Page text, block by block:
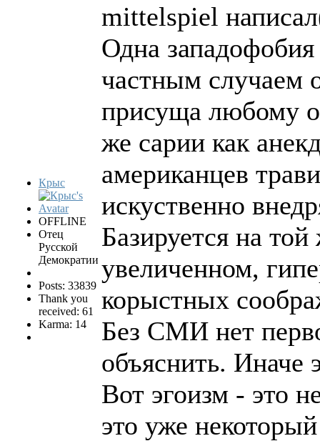
Крыс
OFFLINE
Отец
Русской
Демократии
Posts: 33839
Thank you
received: 61
Karma: 14
mittelspiel
Одна западофобия
частным случаем
присуща любому
же сарии как
американцев
искуственно
Базируется на
увеличенном,
корыстных
Без СМИ нет
объяснить. Иначе
Вот эгоизм - это
это уже